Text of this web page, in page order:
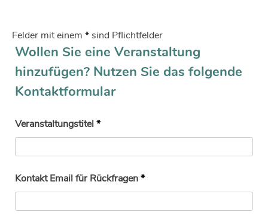
Felder mit einem * sind Pflichtfelder
Wollen Sie eine Veranstaltung
hinzufügen? Nutzen Sie das folgende
Kontaktformular
Veranstaltungstitel*
Kontakt Email für Rückfragen*